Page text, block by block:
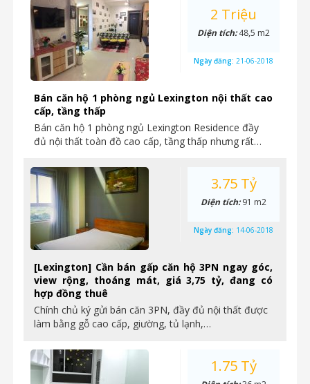
Bán căn hộ 1 phòng ngủ Lexington nội thất cao
cấp, tầng thấp
Bán căn hộ 1 phòng ngủ Lexington Residence đầy
đủ nội thất toàn đồ cao cấp, tầng thấp nhưng rất…
2 Triệu
Diện tích:48,5 m2
Ngày đăng: 21-06-2018
[Lexington] Cần bán gấp căn hộ 3PN ngay góc,
view rộng, thoáng mát, giá 3,75 tỷ, đang có
hợp đồng thuê
Chính chủ ký gửi bán căn 3PN, đầy đủ nội thất được
làm bằng gỗ cao cấp, giường, tủ lạnh,…
3.75 Tỷ
Diện tích:91 m2
Ngày đăng: 14-06-2018
1.75 Tỷ